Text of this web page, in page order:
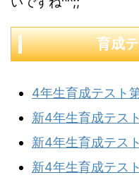
育成
4年生育成テスト
新4年生育成テス
新4年生育成テス
新4年生育成テス